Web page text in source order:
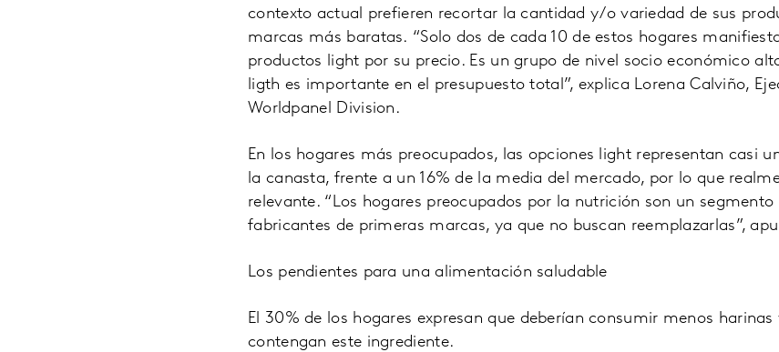
contexto actual prefieren recortar la cantidad y/o variedad de sus
marcas más baratas. “Solo dos de cada 10 de estos hogares
productos light por su precio. Es un grupo de nivel socio económico
ligth es importante en el presupuesto total”, explica Lorena Calviño,
Worldpanel Division.
En los hogares más preocupados, las opciones light representan casi
la canasta, frente a un 16% de la media del mercado, por lo que
relevante. “Los hogares preocupados por la nutrición son un
fabricantes de primeras marcas, ya que no buscan reemplazarlas”,
Los pendientes para una alimentación saludable
El 30% de los hogares expresan que deberían consumir menos
contengan este ingrediente.